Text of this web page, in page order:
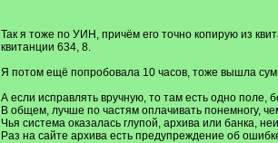
Так я тоже по УИН, причём его точно копирую из
квитанции 634, 8.
Я потом ещё попробовала 10 часов, тоже вышла
А если исправлять вручную, то там есть одно поле,
В общем, лучше по частям оплачивать понемногу,
Чья система оказалась глупой, архива или банка,
Раз на сайте архива есть предупреждение об